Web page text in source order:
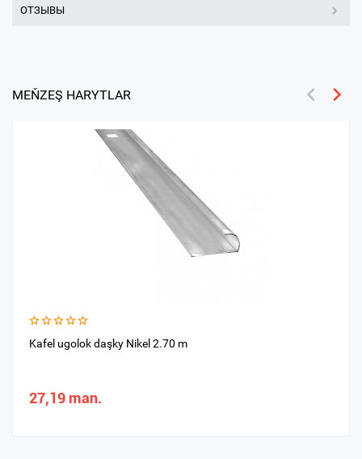
ОТЗЫВЫ
MEŇZEŞ HARYTLAR
Kafel ugolok daşky Nikel 2.70 m
27,19 man.